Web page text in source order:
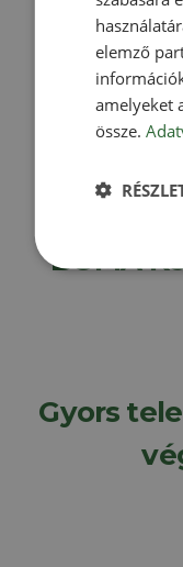
BOMA
Gyors
elemző
amelyeket
össze.